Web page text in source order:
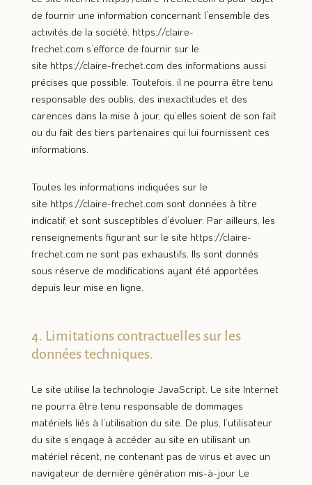
de fournir une information concernant l’ensemble des
activités de la société. https://claire-
frechet.com s’efforce de fournir sur le
site https://claire-frechet.com des informations aussi
précises que possible. Toutefois, il ne pourra être tenu
responsable des oublis, des inexactitudes et des
carences dans la mise à jour, qu’elles soient de son fait
ou du fait des tiers partenaires qui lui fournissent ces
informations.
Toutes les informations indiquées sur le
site https://claire-frechet.com sont données à titre
indicatif, et sont susceptibles d’évoluer. Par ailleurs, les
renseignements figurant sur le site https://claire-
frechet.com ne sont pas exhaustifs. Ils sont donnés
sous réserve de modifications ayant été apportées
depuis leur mise en ligne.
4. Limitations contractuelles sur les
données techniques.
Le site utilise la technologie JavaScript. Le site Internet
ne pourra être tenu responsable de dommages
matériels liés à l’utilisation du site. De plus, l’utilisateur
du site s’engage à accéder au site en utilisant un
matériel récent, ne contenant pas de virus et avec un
navigateur de dernière génération mis-à-jour Le